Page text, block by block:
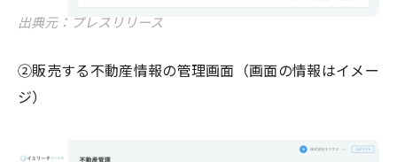
出典元：プレスリリース
②販売する不動産情報の管理画面（画面の情報はイメー
ジ）